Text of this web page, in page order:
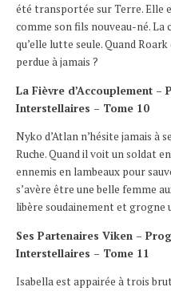
été transportée sur Terre. Elle
comme son fils nouveau-né.
qu’elle lutte seule. Quand
perdue à jamais ?
La Fièvre d’Accouplement –
Interstellaires – Tome 10
Nyko d’Atlan n’hésite jamais à
Ruche. Quand il voit un soldat
ennemis en lambeaux pour
s’avère être une belle femme
libère soudainement et grogne
Ses Partenaires Viken –
Interstellaires – Tome 11
Isabella est appairée à trois